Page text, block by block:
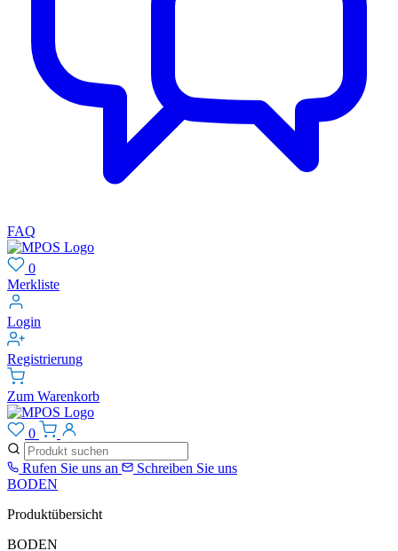
FAQ
0
Merkliste
Login
Registrierung
Zum Warenkorb
0
Rufen Sie uns an
Schreiben Sie uns
BODEN
Produktübersicht
BODEN